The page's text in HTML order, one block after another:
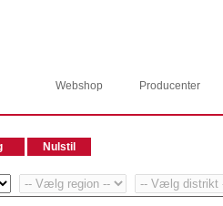
Webshop Producenter